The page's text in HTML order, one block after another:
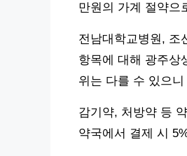
만원의 가계 절약으
전남대학교병원, 조
항목에 대해 광주상
위는 다를 수 있으
감기약, 처방약 등
약국에서 결제 시